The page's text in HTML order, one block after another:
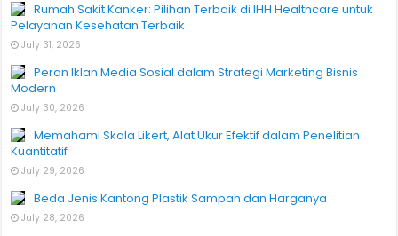
Rumah Sakit Kanker: Pilihan Terbaik di IHH Healthcare untuk
Pelayanan Kesehatan Terbaik
July 31, 2026
Peran Iklan Media Sosial dalam Strategi Marketing Bisnis
Modern
July 30, 2026
Memahami Skala Likert, Alat Ukur Efektif dalam Penelitian
Kuantitatif
July 29, 2026
Beda Jenis Kantong Plastik Sampah dan Harganya
July 28, 2026